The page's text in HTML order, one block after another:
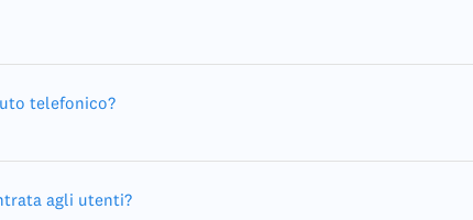
telefonico?
agli utenti?